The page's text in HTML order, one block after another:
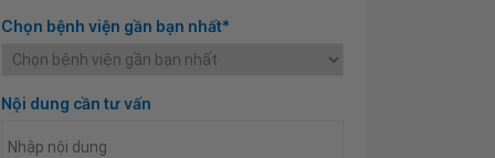
Chọn bệnh viện gần bạn nhất*
Nội dung cần tư vấn